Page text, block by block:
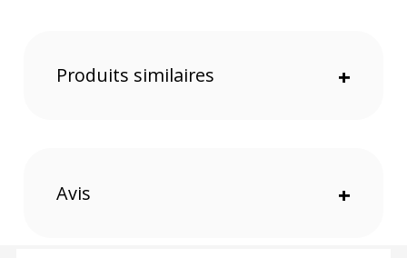
Le kit entier tient dans le sac de rangement fourni
Produits similaires +
Avis +